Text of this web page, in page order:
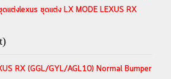
แต่งlexus ชุดแต่ง LX MODE LEXUS RX
RX (GGL/GYL/AGL10) Normal Bumper